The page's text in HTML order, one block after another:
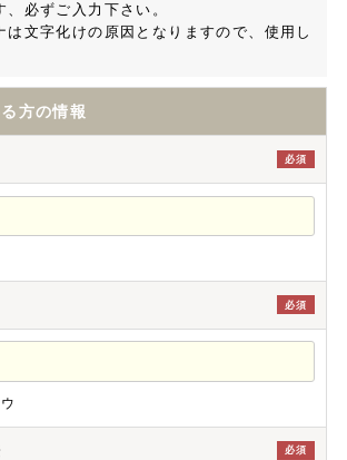
、必ずご入力下さい。
は文字化けの原因となりますので、使用し
方の情報
必須
必須
必須